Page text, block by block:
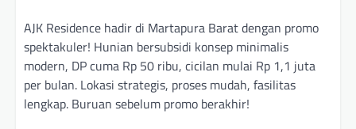
AJK Residence hadir di Martapura Barat dengan promo
spektakuler! Hunian bersubsidi konsep minimalis
modern, DP cuma Rp 50 ribu, cicilan mulai Rp 1,1 juta
per bulan. Lokasi strategis, proses mudah, fasilitas
lengkap. Buruan sebelum promo berakhir!